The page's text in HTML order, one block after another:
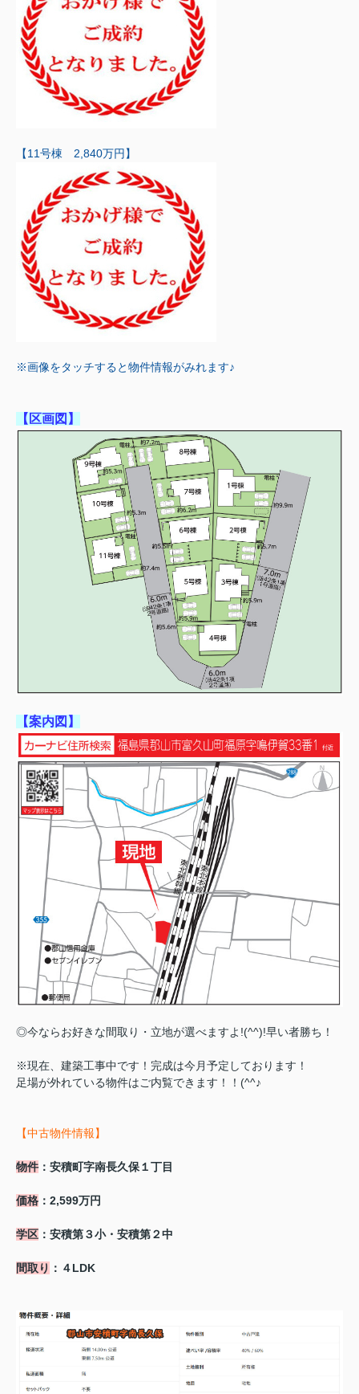
【11号棟 2,840万円】
※画像をタッチすると物件情報がみれます♪
【区画図】
【案内図】
◎今ならお好きな間取り・立地が選べますよ!(^^)!早い者勝ち！
※現在、建築工事中です！完成は今月予定しております！
足場が外れている物件はご内覧できます！！(^^♪
【中古物件情報】
物件 ：安積町字南長久保１丁目
価格 ：2,599万円
学区 ：安積第３小・安積第２中
間取り ：４LDK